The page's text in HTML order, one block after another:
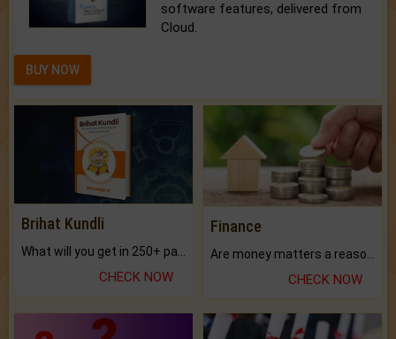
software features, delivered from
Cloud.
BUY NOW
Brihat Kundli
CHECK NOW
Finance
CHECK NOW